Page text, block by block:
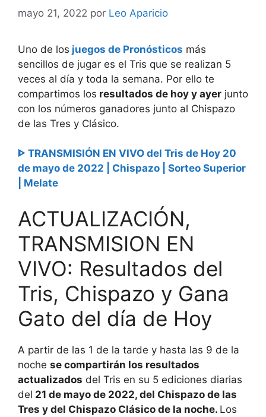
mayo 21, 2022 por Leo Aparicio
Uno de los juegos de Pronósticos más
sencillos de jugar es el Tris que se realizan 5
veces al día y toda la semana. Por ello te
compartimos los resultados de hoy y ayer junto
con los números ganadores junto al Chispazo
de las Tres y Clásico.
ᐈ TRANSMISIÓN EN VIVO del Tris de Hoy 20
de mayo de 2022 | Chispazo | Sorteo Superior
| Melate
ACTUALIZACIÓN,
TRANSMISION EN
VIVO: Resultados del
Tris, Chispazo y Gana
Gato del día de Hoy
A partir de las 1 de la tarde y hasta las 9 de la
noche se compartirán los resultados
actualizados del Tris en su 5 ediciones diarias
del 21 de mayo de 2022, del Chispazo de las
Tres y del Chispazo Clásico de la noche. Los